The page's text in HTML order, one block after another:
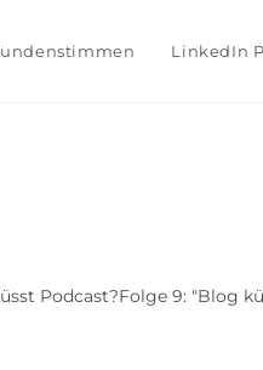
LinkedIn
Podcast?Folge 9: "Blog